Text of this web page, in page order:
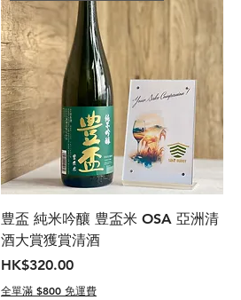
豊盃 純米吟釀 豊盃米 OSA 亞洲清
酒大賞獲賞清酒
價格
HK$320.00
全單滿 $800 免運費